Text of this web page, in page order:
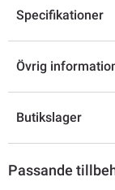
Specifikationer
Övrig
Butikslager
Passande